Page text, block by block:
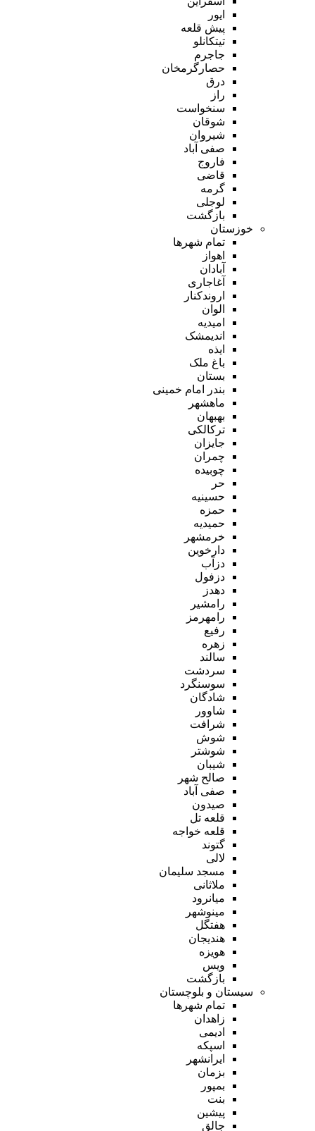
ایور
پیش قلعه
تیتکانلو
جاجرم
حصارگرمخان
درق
راز
سنخواست
شوقان
شیروان
صفی آباد
فاروج
قاضی
گرمه
لوجلی
بازگشت
خوزستان
تمام شهر‌ها
اهواز
آبادان
آغاجاری
اروندکنار
الوان
امیدیه
اندیمشک
ایذه
باغ ملک
بستان
بندر امام خمینی
ماهشهر
بهبهان
ترکالکی
جایزان
چمران
چوبیده
حر
حسینیه
حمزه
حمیدیه
خرمشهر
دارخوین
دزآب
دزفول
دهدز
رامشیر
رامهرمز
رفیع
زهره
سالند
سردشت
سوسنگرد
شادگان
شاوور
شرافت
شوش
شوشتر
شیبان
صالح شهر
صفی آباد
صیدون
قلعه تل
قلعه خواجه
گتوند
لالی
مسجد سلیمان
ملاثانی
میانرود
مینوشهر
هفتگل
هندیجان
هویزه
ویس
بازگشت
سیستان و بلوچستان
تمام شهر‌ها
زاهدان
ادیمی
اسپکه
ایرانشهر
بزمان
بمپور
بنت
پیشین
جالق